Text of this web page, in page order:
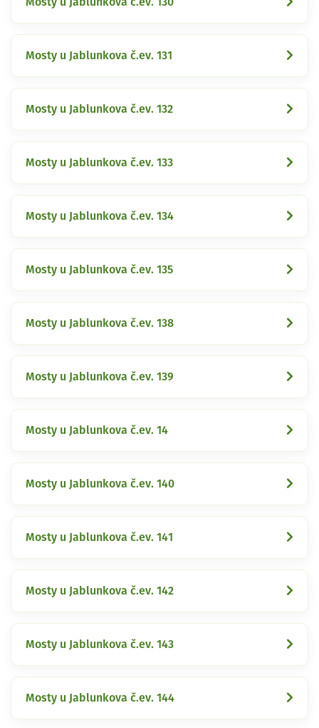
Mosty u Jablunkova č.ev. 131
Mosty u Jablunkova č.ev. 132
Mosty u Jablunkova č.ev. 133
Mosty u Jablunkova č.ev. 134
Mosty u Jablunkova č.ev. 135
Mosty u Jablunkova č.ev. 138
Mosty u Jablunkova č.ev. 139
Mosty u Jablunkova č.ev. 14
Mosty u Jablunkova č.ev. 140
Mosty u Jablunkova č.ev. 141
Mosty u Jablunkova č.ev. 142
Mosty u Jablunkova č.ev. 143
Mosty u Jablunkova č.ev. 144